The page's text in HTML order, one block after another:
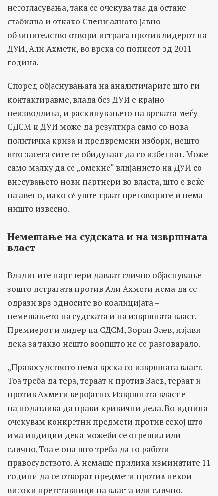
несогласувања, така се очекува таа да остане
стабилна и откако Специјалното јавно
обвинителство отвори истрага против лидерот на
ДУИ, Али Ахмети, во врска со пописот од 2011
година.
Според објаснувањата на аналитичарите што ги
контактиравме, влада без ДУИ е крајно
неизводлива, и раскинувањето на врската меѓу
СДСМ и ДУИ може да резултира само со нова
политичка криза и предвремени избори, нешто
што засега сите се обидуваат да го избегнат. Може
само малку да се „омекне“ влијанието на ДУИ со
внесувањето нови партнери во власта, што е веќе
најавено, иако сѐ уште траат преговорите и нема
ништо извесно.
Немешање на судската и на извршната
власт
Владините партнери даваат слично објаснување
зошто истрагата против Али Ахмети нема да се
одрази врз односите во коалицијата –
немешањето на судската и на извршната власт.
Премиерот и лидер на СДСМ, Зоран Заев, изјави
дека за такво нешто воопшто не се разговарало.
„Правосудството нема врска со извршната власт.
Тоа треба да тера, тераат и против Заев, тераат и
против Ахмети веројатно. Извршната власт е
најподатлива да прави кривични дела. Во иднина
очекувам конкретни предмети против секој што
има индиции дека можеби се огрешил или
слично. Тоа е она што треба да го работи
правосудството. А немаше прилика изминатите 11
години да се отворат предмети против некои
високи претставници на власта или слично.